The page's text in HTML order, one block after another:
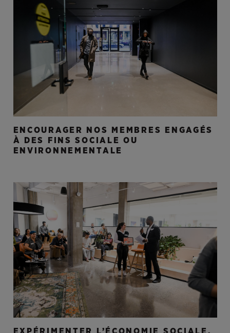
ENCOURAGER NOS MEMBRES ENGAGÉS
À DES FINS SOCIALE OU
ENVIRONNEMENTALE